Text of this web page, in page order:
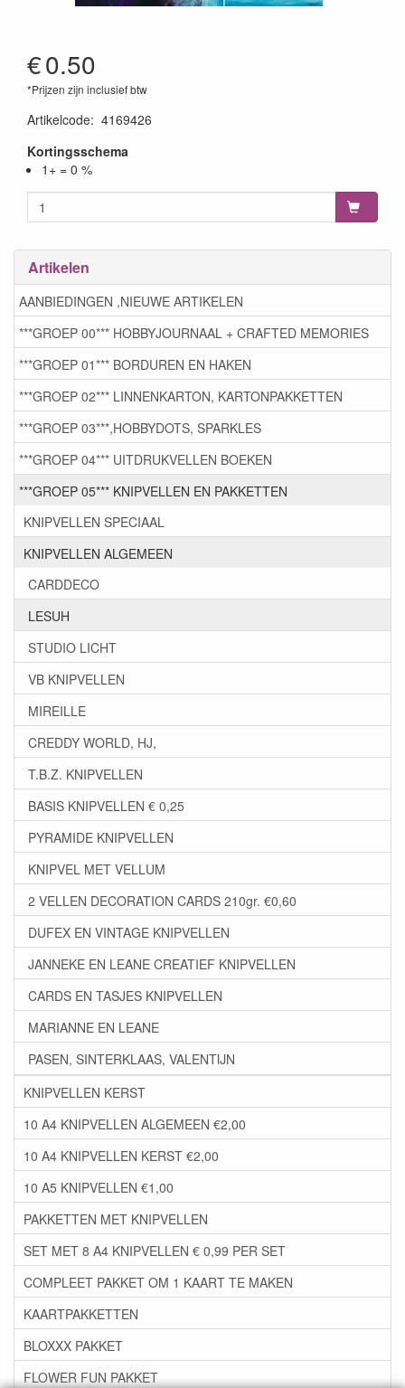
€0.50
*Prijzen zijn inclusief btw
Artikelcode: 4169426
Kortingsschema
1+ = 0 %
Artikelen
AANBIEDINGEN ,NIEUWE ARTIKELEN
***GROEP 00*** HOBBYJOURNAAL + CRAFTED MEMORIES
***GROEP 01*** BORDUREN EN HAKEN
***GROEP 02*** LINNENKARTON, KARTONPAKKETTEN
***GROEP 03***,HOBBYDOTS, SPARKLES
***GROEP 04*** UITDRUKVELLEN BOEKEN
***GROEP 05*** KNIPVELLEN EN PAKKETTEN
KNIPVELLEN SPECIAAL
KNIPVELLEN ALGEMEEN
CARDDECO
LESUH
STUDIO LICHT
VB KNIPVELLEN
MIREILLE
CREDDY WORLD, HJ,
T.B.Z. KNIPVELLEN
BASIS KNIPVELLEN € 0,25
PYRAMIDE KNIPVELLEN
KNIPVEL MET VELLUM
2 VELLEN DECORATION CARDS 210gr. €0,60
DUFEX EN VINTAGE KNIPVELLEN
JANNEKE EN LEANE CREATIEF KNIPVELLEN
CARDS EN TASJES KNIPVELLEN
MARIANNE EN LEANE
PASEN, SINTERKLAAS, VALENTIJN
KNIPVELLEN KERST
10 A4 KNIPVELLEN ALGEMEEN €2,00
10 A4 KNIPVELLEN KERST €2,00
10 A5 KNIPVELLEN €1,00
PAKKETTEN MET KNIPVELLEN
SET MET 8 A4 KNIPVELLEN € 0,99 PER SET
COMPLEET PAKKET OM 1 KAART TE MAKEN
KAARTPAKKETTEN
BLOXXX PAKKET
FLOWER FUN PAKKET